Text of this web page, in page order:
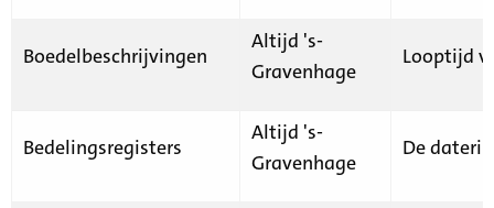
Boedelbeschrijvingen
Altijd 's-
Gravenhage
Looptijd
Bedelingsregisters
Altijd 's-
Gravenhage
De